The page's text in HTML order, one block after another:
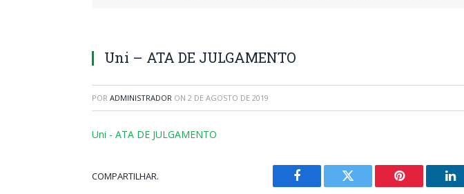
Uni – ATA DE JULGAMENTO
POR ADMINISTRADOR ON 2 DE AGOSTO DE 2019
Uni - ATA DE JULGAMENTO
COMPARTILHAR.
Facebook Twitter Pinterest